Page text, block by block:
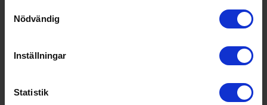
Nödvändig
Inställningar
Statistik
Kapacitet och funktioner
när du bjuder familj eller vänner. För mindre behov finns
även en praktisk 4-koppars funktion. Tack vare den inbyggda
varmhållningsfunktionen hålls kaffet varmt i upp till fyrtio
minuter efter bryggningen.